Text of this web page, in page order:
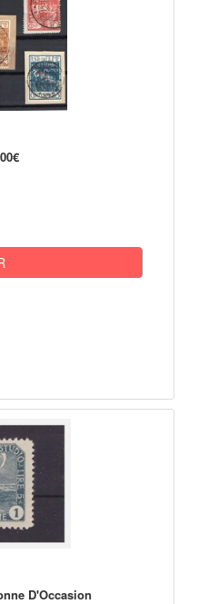
D'Occasion